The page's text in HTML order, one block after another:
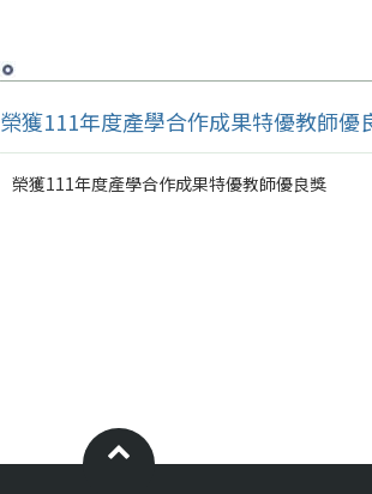
榮獲111年度產學合作成果特優教師優
榮獲111年度產學合作成果特優教師優良獎